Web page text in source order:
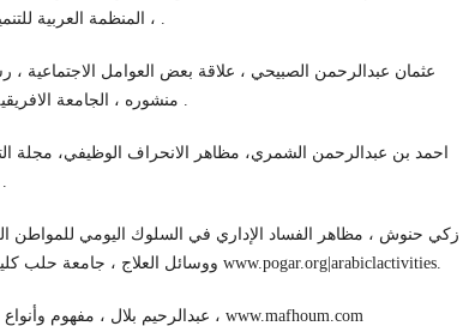
المنظمة العربية للتنمية الإدارية ، 199م ، .
ووسائل العلاج ، جامعة حلب كلية الاقتصاد 1997م www.pogar.org|arabiclactivities.
- عبدالرحيم بلال ، مفهوم وأنواع الفساد ومجالاته ، www.mafhoum.com